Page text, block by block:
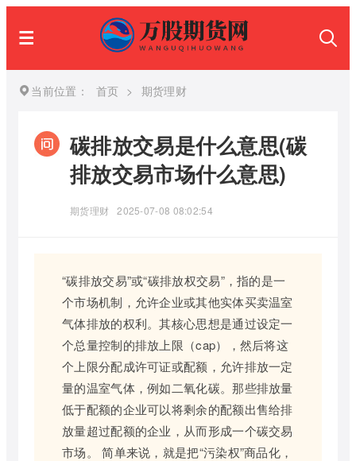
当前位置： 首页 > 期货理财
碳排放交易是什么意思(碳
排放交易市场什么意思)
期货理财 2025-07-08 08:02:54
“碳排放交易”或“碳排放权交易”，指的是一
个市场机制，允许企业或其他实体买卖温室
气体排放的权利。其核心思想是通过设定一
个总量控制的排放上限（cap），然后将这
个上限分配成许可证或配额，允许排放一定
量的温室气体，例如二氧化碳。那些排放量
低于配额的企业可以将剩余的配额出售给排
放量超过配额的企业，从而形成一个碳交易
市场。 简单来说，就是把“污染权”商品化，